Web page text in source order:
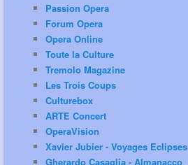
Passion Opera
Forum Opera
Opera Online
Toute la Culture
Tremolo Magazine
Les Trois Coups
Culturebox
ARTE Concert
OperaVision
Xavier Jubier - Voyages Eclipses
Gherardo Casaglia - Almanacco